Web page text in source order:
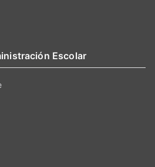
Escolar